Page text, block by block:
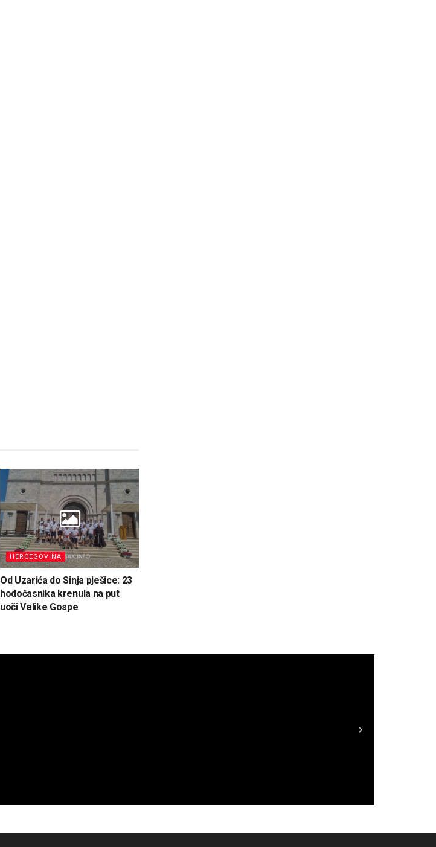
HERCEGOVINA
Od Uzarića do Sinja pješice: 23
hodočasnika krenula na put
uoči Velike Gospe